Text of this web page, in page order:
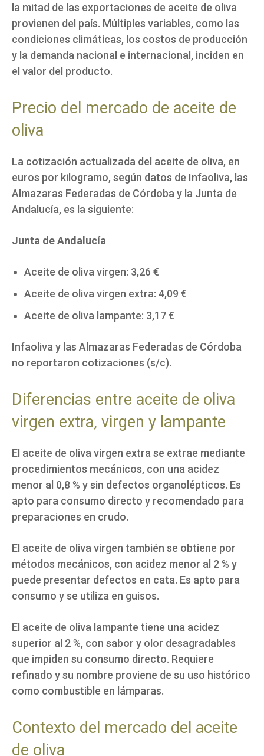
la mitad de las exportaciones de aceite de oliva
provienen del país. Múltiples variables, como las
condiciones climáticas, los costos de producción
y la demanda nacional e internacional, inciden en
el valor del producto.
Precio del mercado de aceite de
oliva
La cotización actualizada del aceite de oliva, en
euros por kilogramo, según datos de Infaoliva, las
Almazaras Federadas de Córdoba y la Junta de
Andalucía, es la siguiente:
Junta de Andalucía
Aceite de oliva virgen: 3,26 €
Aceite de oliva virgen extra: 4,09 €
Aceite de oliva lampante: 3,17 €
Infaoliva y las Almazaras Federadas de Córdoba
no reportaron cotizaciones (s/c).
Diferencias entre aceite de oliva
virgen extra, virgen y lampante
El aceite de oliva virgen extra se extrae mediante
procedimientos mecánicos, con una acidez
menor al 0,8 % y sin defectos organolépticos. Es
apto para consumo directo y recomendado para
preparaciones en crudo.
El aceite de oliva virgen también se obtiene por
métodos mecánicos, con acidez menor al 2 % y
puede presentar defectos en cata. Es apto para
consumo y se utiliza en guisos.
El aceite de oliva lampante tiene una acidez
superior al 2 %, con sabor y olor desagradables
que impiden su consumo directo. Requiere
refinado y su nombre proviene de su uso histórico
como combustible en lámparas.
Contexto del mercado del aceite
de oliva